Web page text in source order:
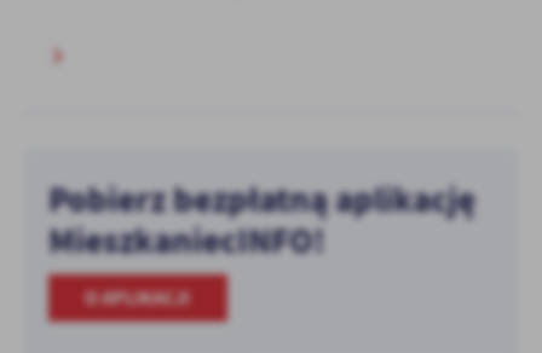
Pobierz bezpłatną aplikację
MieszkaniecINFO!
O APLIKACJI